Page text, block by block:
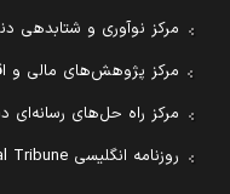
مرکز نوآوری و شتابدهی
مرکز پژوهش‌های مالی و
مرکز راه حل‌های رسانه‌ای
روزنامه انگلیسی Financial Tribune